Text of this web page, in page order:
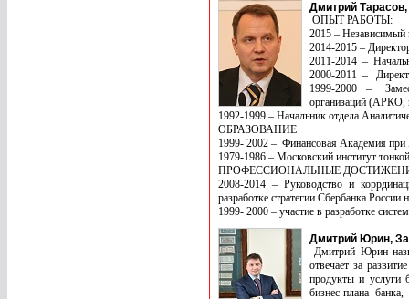
Дмитрий
ОПЫТ РАБОТЫ:
2015 – Независимый
2014-2015 –
2011-2014 –
2000-2011 –
1999-2000 –
организаций
1992-1999 – Начальник отдела
ОБРАЗОВАНИЕ
1999- 2002 – Финансовая Академия
1979-1986 – Московский институт
ПРОФЕССИОНАЛЬНЫЕ
2008-2014 – Руководство и
разработке стратегии Сбербанка России
1999- 2000 – участие в разработке
Дмитрий Юрин,
Дмитрий Юрин
отвечает за
продукты и услуги
бизнес-плана